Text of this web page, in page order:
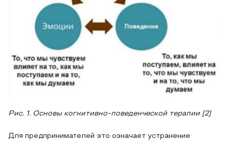
Рис. 1. Основы когнитивно-поведенческой терапии [2]
Для предпринимателей это означает устранение